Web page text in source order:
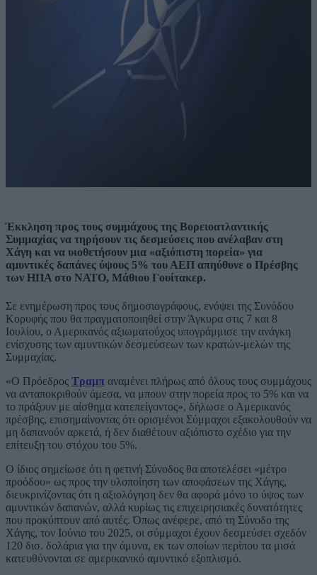
Έκκληση προς τους συμμάχους της Βορειοατλαντικής
Συμμαχίας να τηρήσουν τις δεσμεύσεις που ανέλαβαν στη
Χάγη και να υιοθετήσουν μια «αξιόπιστη πορεία» για
αμυντικές δαπάνες ύψους 5% του ΑΕΠ απηύθυνε ο Πρέσβης
των ΗΠΑ στο ΝΑΤΟ, Μάθιου Γουίτακερ.
Σε ενημέρωση προς τους δημοσιογράφους, ενόψει της Συνόδου
Κορυφής που θα πραγματοποιηθεί στην Άγκυρα στις 7 και 8
Ιουλίου, ο Αμερικανός αξιωματούχος υπογράμμισε την ανάγκη
ενίσχυσης των αμυντικών δεσμεύσεων των κρατών-μελών της
Συμμαχίας.
«Ο Πρόεδρος Τραμπ αναμένει πλήρως από όλους τους συμμάχους
να ανταποκριθούν άμεσα, να μπουν στην πορεία προς το 5% και να
το πράξουν με αίσθημα κατεπείγοντος», δήλωσε ο Αμερικανός
πρέσβης, επισημαίνοντας ότι ορισμένοι Σύμμαχοι εξακολουθούν να
μη δαπανούν αρκετά, ή δεν διαθέτουν αξιόπιστο σχέδιο για την
επίτευξη του στόχου του 5%.
Ο ίδιος σημείωσε ότι η φετινή Σύνοδος θα αποτελέσει «μέτρο
προόδου» ως προς την υλοποίηση των αποφάσεων της Χάγης,
διευκρινίζοντας ότι η αξιολόγηση δεν θα αφορά μόνο το ύψος των
αμυντικών δαπανών, αλλά κυρίως τις επιχειρησιακές δυνατότητες
που προκύπτουν από αυτές. Όπως ανέφερε, από τη Σύνοδο της
Χάγης, τον Ιούνιο του 2025, οι σύμμαχοι έχουν δεσμεύσει σχεδόν
120 δισ. δολάρια για την άμυνα, εκ των οποίων περίπου τα μισά
κατευθύνονται σε αμερικανικό αμυντικό εξοπλισμό.